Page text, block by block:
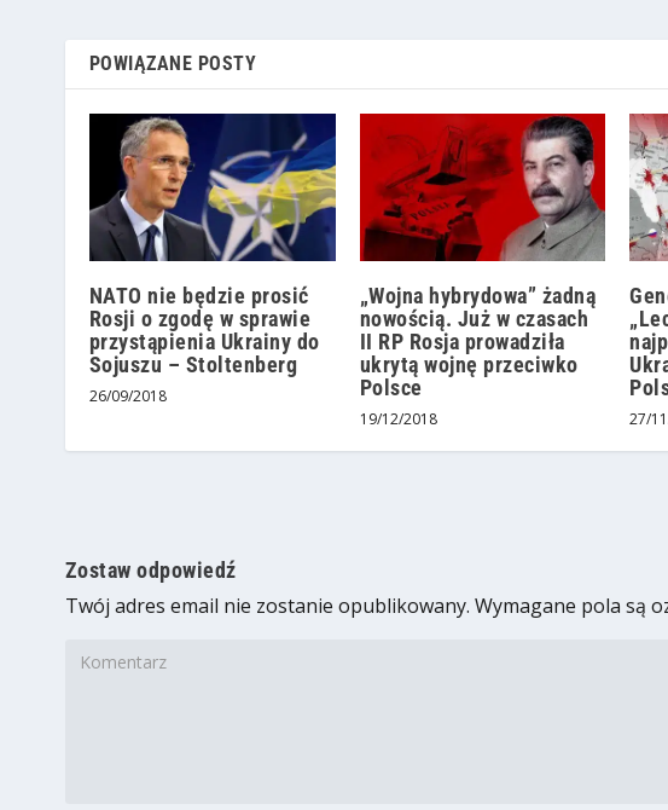
POWIĄZANE POSTY
NATO nie będzie prosić
Rosji o zgodę w sprawie
przystąpienia Ukrainy do
Sojuszu – Stoltenberg
26/09/2018
„Wojna hybrydowa” żadną
nowością. Już w czasach
II RP Rosja prowadziła
ukrytą wojnę przeciwko
Polsce
19/12/2018 27/
Zostaw odpowiedź
Twój adres email nie zostanie opublikowany. Wymagane pola są